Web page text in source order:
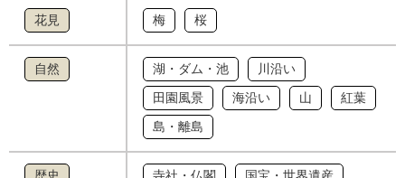
花見 梅 桜
自然 湖・ダム・池
川沿い
田園風景
海沿い 山
紅葉
島・離島
歴史 寺社・仏閣 国宝・世界遺産